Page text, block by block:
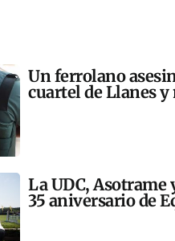
Un ferrolano
cuartel de Llanes
La UDC, Asotrame
35 aniversario de